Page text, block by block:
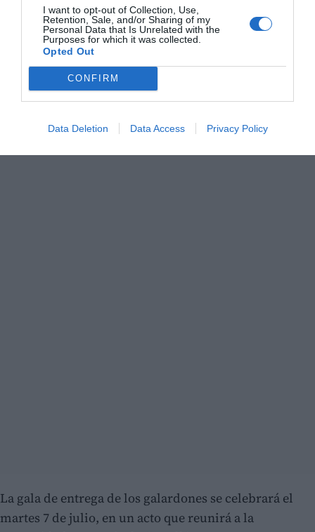
I want to opt-out of Collection, Use,
Retention, Sale, and/or Sharing of my
Personal Data that Is Unrelated with the
Purposes for which it was collected.
Opted Out
CONFIRM
Data Deletion Data Access Privacy Policy
capacidad de adaptación tecnológica y a su
compromiso con la sociedad castellonense.
La gala de entrega de los galardones se celebrará el
martes 7 de julio, en un acto que reunirá a la